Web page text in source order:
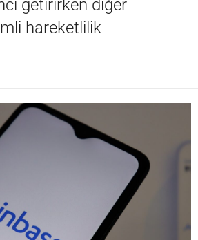
getirirken diğer
hareketlilik